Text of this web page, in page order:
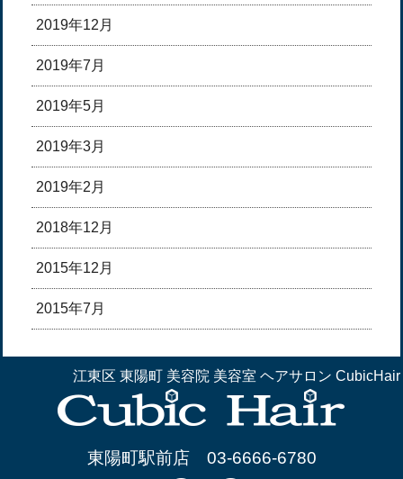
2019年12月
2019年7月
2019年5月
2019年3月
2019年2月
2018年12月
2015年12月
2015年7月
江東区 東陽町 美容院 美容室 ヘアサロン CubicHair
東陽町駅前店 03-6666-6780